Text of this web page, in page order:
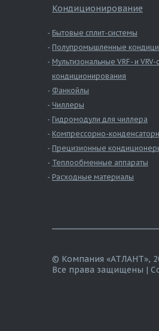
Кондиционирование
Бытовые сплит-системы
Полупромышленные
Мультизональные VRF- и
кондиционирования
Фанкойлы
Чиллеры
Гидромодули для чиллера
Компрессорно-
Прецизионные
Теплообменные аппараты
Расходные материалы
© Компания «АТЛАНТ»,
Все права защищены |